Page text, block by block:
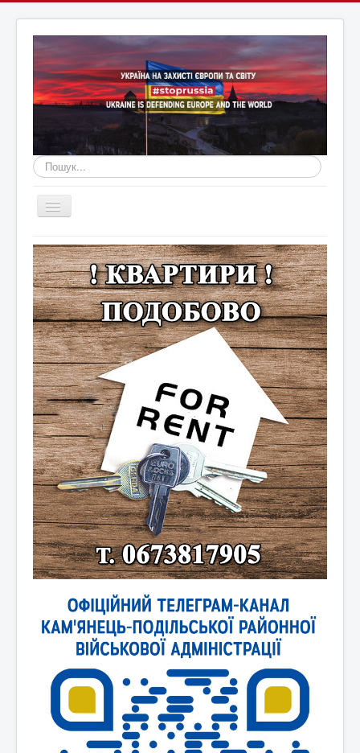
Пошук...
Перемикач
навігації
Головна
Війна Росії з Україною
Оголошення
Новини Кам'янця та регіону
Новини Хмельниччини
Новини України
Новини світу
Контакти та зв'язок
Афіша
Відеоматеріали